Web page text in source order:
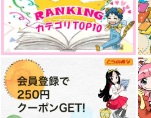
作品詳細 作品詳細